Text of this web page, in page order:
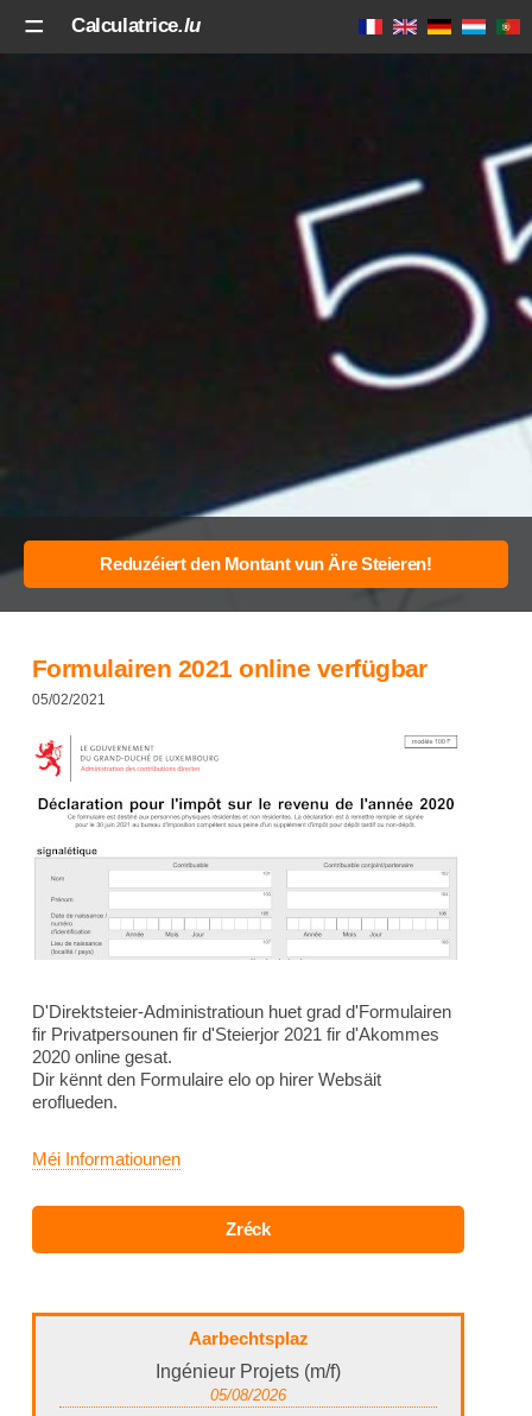
Calculatrice.lu
Formulairen 2021 online verfügbar
05/02/2021
D'Direktsteier-Administratioun huet grad d'Formulairen
fir Privatpersounen fir d'Steierjor 2021 fir d'Akommes
2020 online gesat.
Dir kënnt den Formulaire elo op hirer Websäit
eroflueden.
Méi Informatiounen
Aarbechtsplaz
Ingénieur Projets (m/f)
05/08/2026